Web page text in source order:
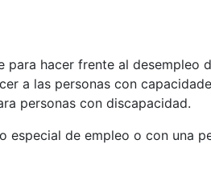
hacer frente al desempleo
a las personas con
personas con discapacidad.
de empleo o con una